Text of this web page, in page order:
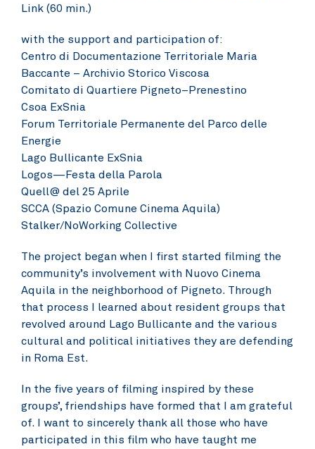
Link (60 min.)
with the support and participation of:
Centro di Documentazione Territoriale Maria
Baccante – Archivio Storico Viscosa
Comitato di Quartiere Pigneto–Prenestino
Csoa ExSnia
Forum Territoriale Permanente del Parco delle
Energie
Lago Bullicante ExSnia
Logos—Festa della Parola
Quell@ del 25 Aprile
SCCA (Spazio Comune Cinema Aquila)
Stalker/NoWorking Collective
The project began when I first started filming the
community’s involvement with Nuovo Cinema
Aquila in the neighborhood of Pigneto. Through
that process I learned about resident groups that
revolved around Lago Bullicante and the various
cultural and political initiatives they are defending
in Roma Est.
In the five years of filming inspired by these
groups’, friendships have formed that I am grateful
of. I want to sincerely thank all those who have
participated in this film who have taught me